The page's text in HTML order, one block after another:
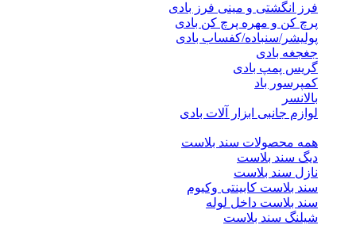
فرز انگشتی و مینی فرز بادی
پرچ کن و مهره پرچ کن بادی
پولیشر/سنباده/کفساب بادی
جغجغه بادی
گریس پمپ بادی
کمپرسور باد
بالانسر
لوازم جانبی ابزار آلات بادی
همه محصولات سند بلاست
دیگ سند بلاست
نازل سند بلاست
سند بلاست کابینتی وکیوم
سند بلاست داخل لوله
شیلنگ سند بلاست